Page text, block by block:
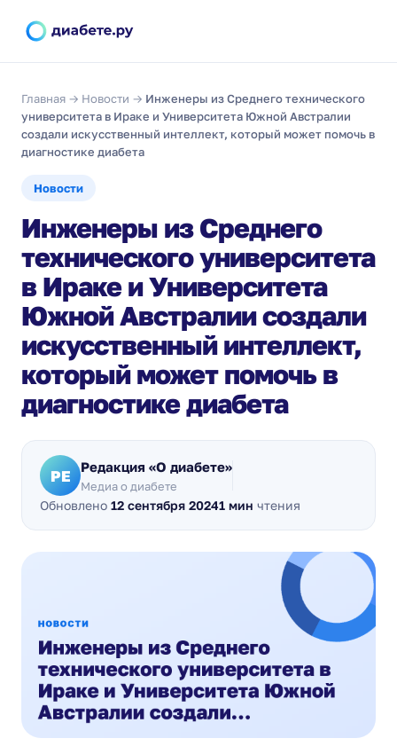
Главная → Новости → Инженеры из Среднего технического
университета в Ираке и Университета Южной Австралии
создали искусственный интеллект, который может помочь в
диагностике диабета
Новости
Инженеры из Среднего
технического университета
в Ираке и Университета
Южной Австралии создали
искусственный интеллект,
который может помочь в
диагностике диабета
РЕ Редакция «О диабете»
Медиа о диабете
Обновлено 12 сентября 20241 мин чтения